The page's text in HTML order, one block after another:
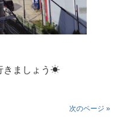
きましょう☀
次のページ »